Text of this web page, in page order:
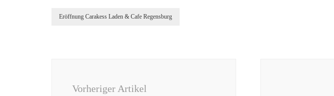
Eröffnung Carakess Laden & Cafe Regensburg
Vorheriger Artikel